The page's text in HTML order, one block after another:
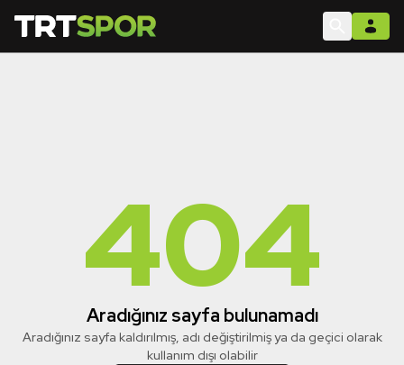
404
Aradığınız sayfa bulunamadı
Aradığınız sayfa kaldırılmış, adı değiştirilmiş ya da geçici olarak
kullanım dışı olabilir